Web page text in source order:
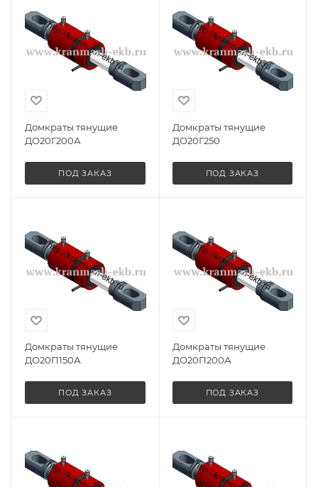
Домкраты тянущие
ДО20Г200А
ПОД ЗАКАЗ
Домкраты тянущие
ДО20Г250
ПОД ЗАКАЗ
Домкраты тянущие
ДО20П150А
ПОД ЗАКАЗ
Домкраты тянущие
ДО20П200А
ПОД ЗАКАЗ